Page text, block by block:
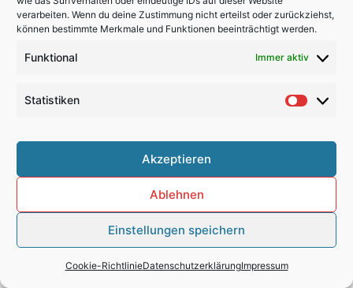
verarbeiten. Wenn du deine Zustimmung nicht erteilst oder zurückziehst,
können bestimmte Merkmale und Funktionen beeinträchtigt werden.
Funktional Immer aktiv
Statistiken
Akzeptieren
Ablehnen
Einstellungen speichern
Cookie-RichtlinieDatenschutzerklärungImpressum
Telefon: +49 (0) 1603301725
Copyright © 2026 Hochzeitsfotograf Schliersee |